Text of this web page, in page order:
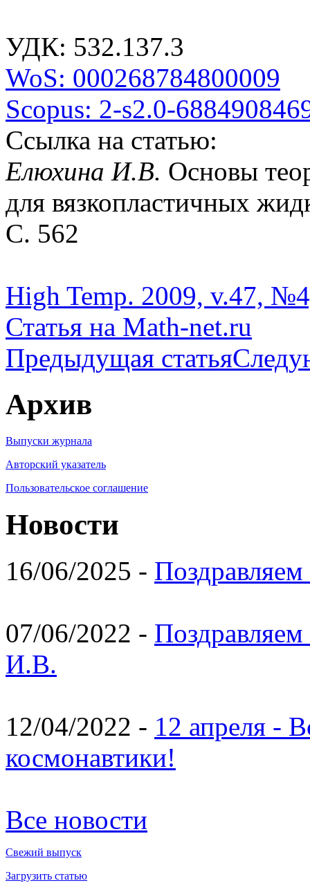
УДК: 532.137.3
WoS: 000268784800009
Scopus: 2-s2.0-
Ссылка на статью:
Елюхина И.В. Основы
для вязкопластичных
С. 562
High Temp. 2009, v.47,
Статья на Math-net.ru
Предыдущая статья
Архив
Выпуски журнала
Авторский указатель
Пользовательское соглашение
Новости
16/06/2025 -
07/06/2022 -
И.В.
12/04/2022 - 12 апреля -
космонавтики!
Все новости
Свежий выпуск
Загрузить статью